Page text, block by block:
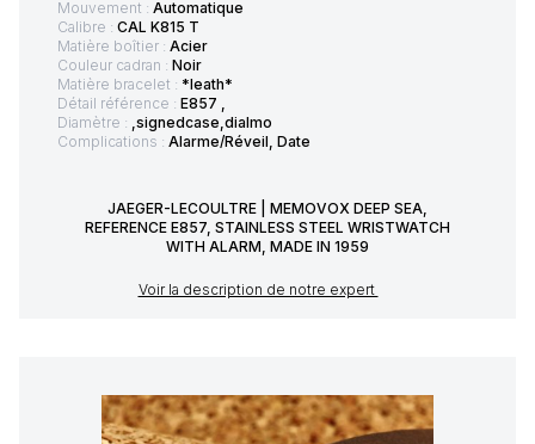
Mouvement : Automatique
Calibre : CAL K815 T
Matière boîtier : Acier
Couleur cadran : Noir
Matière bracelet : *leath*
Détail référence : E857 ,
Diamètre : ,signedcase,dialmo
Complications : Alarme/Réveil, Date
JAEGER-LECOULTRE | MEMOVOX DEEP SEA,
REFERENCE E857, STAINLESS STEEL WRISTWATCH
WITH ALARM, MADE IN 1959
Voir la description de notre expert